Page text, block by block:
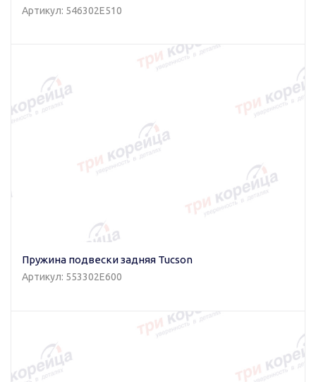
Артикул: 546302E510
Пружина подвески задняя Tucson
Артикул: 553302E600